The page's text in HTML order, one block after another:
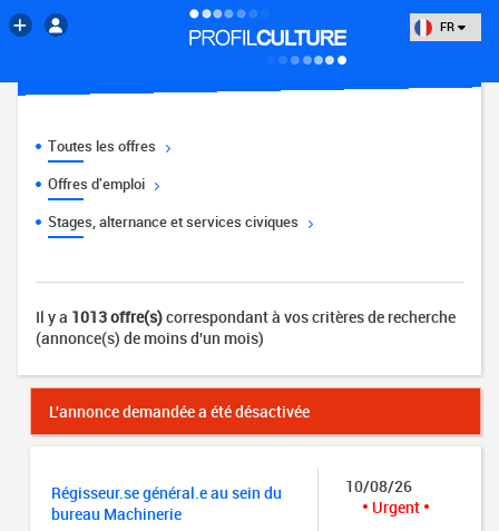
FR
Toutes les offres
Offres d'emploi
Stages, alternance et services civiques
Il y a 1013 offre(s)correspondant à vos critères de recherche
(annonce(s) de moins d'un mois)
L'annonce demandée a été désactivée
Régisseur.se général.e au sein du
bureau Machinerie
10/08/26
Urgent